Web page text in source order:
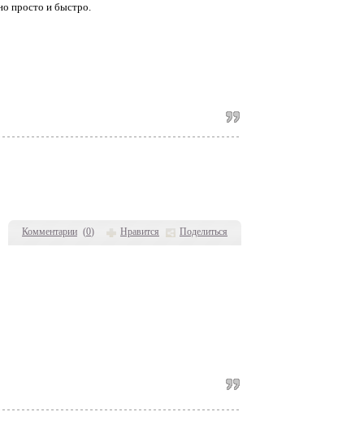
Комментарии (0) Нравится Поделиться
просто и быстро.